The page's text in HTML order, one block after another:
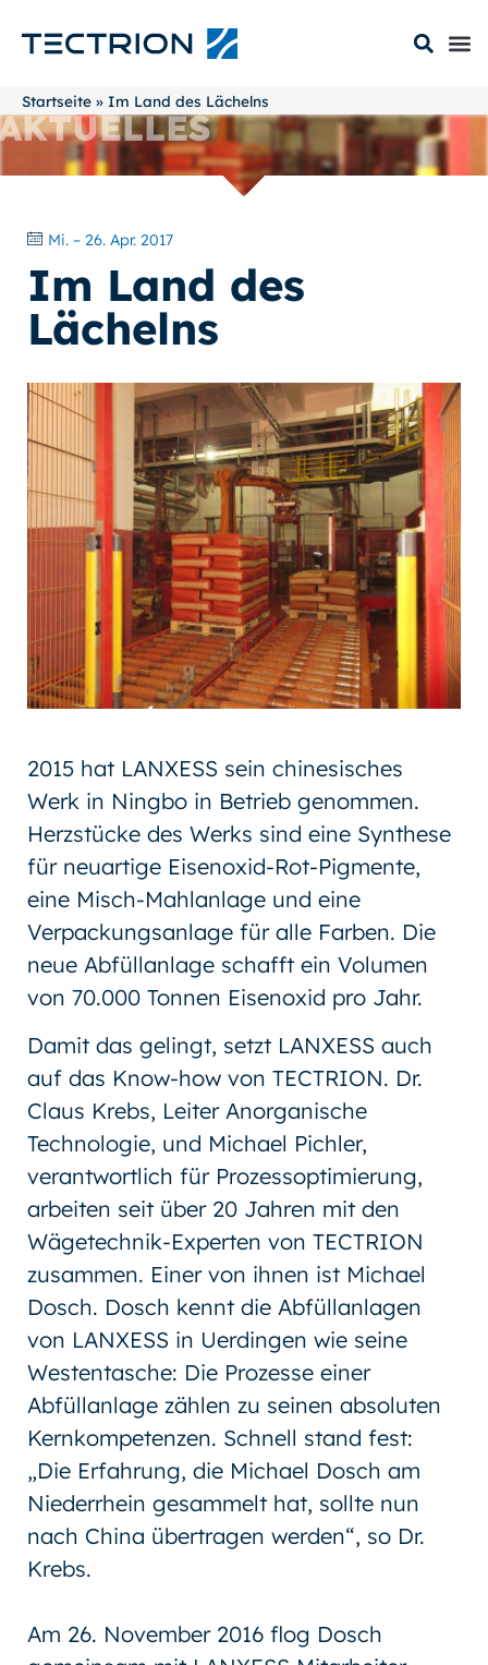
Startseite » Im Land des Lächelns
Mi. – 26. Apr. 2017
Im Land des
Lächelns
2015 hat LANXESS sein chinesisches
Werk in Ningbo in Betrieb genommen.
Herzstücke des Werks sind eine Synthese
für neuartige Eisenoxid-Rot-Pigmente,
eine Misch-Mahlanlage und eine
Verpackungsanlage für alle Farben. Die
neue Abfüllanlage schafft ein Volumen
von 70.000 Tonnen Eisenoxid pro Jahr.
Damit das gelingt, setzt LANXESS auch
auf das Know-how von TECTRION. Dr.
Claus Krebs, Leiter Anorganische
Technologie, und Michael Pichler,
verantwortlich für Prozessoptimierung,
arbeiten seit über 20 Jahren mit den
Wägetechnik-Experten von TECTRION
zusammen. Einer von ihnen ist Michael
Dosch. Dosch kennt die Abfüllanlagen
von LANXESS in Uerdingen wie seine
Westentasche: Die Prozesse einer
Abfüllanlage zählen zu seinen absoluten
Kernkompetenzen. Schnell stand fest:
„Die Erfahrung, die Michael Dosch am
Niederrhein gesammelt hat, sollte nun
nach China übertragen werden“, so Dr.
Krebs.
Am 26. November 2016 flog Dosch